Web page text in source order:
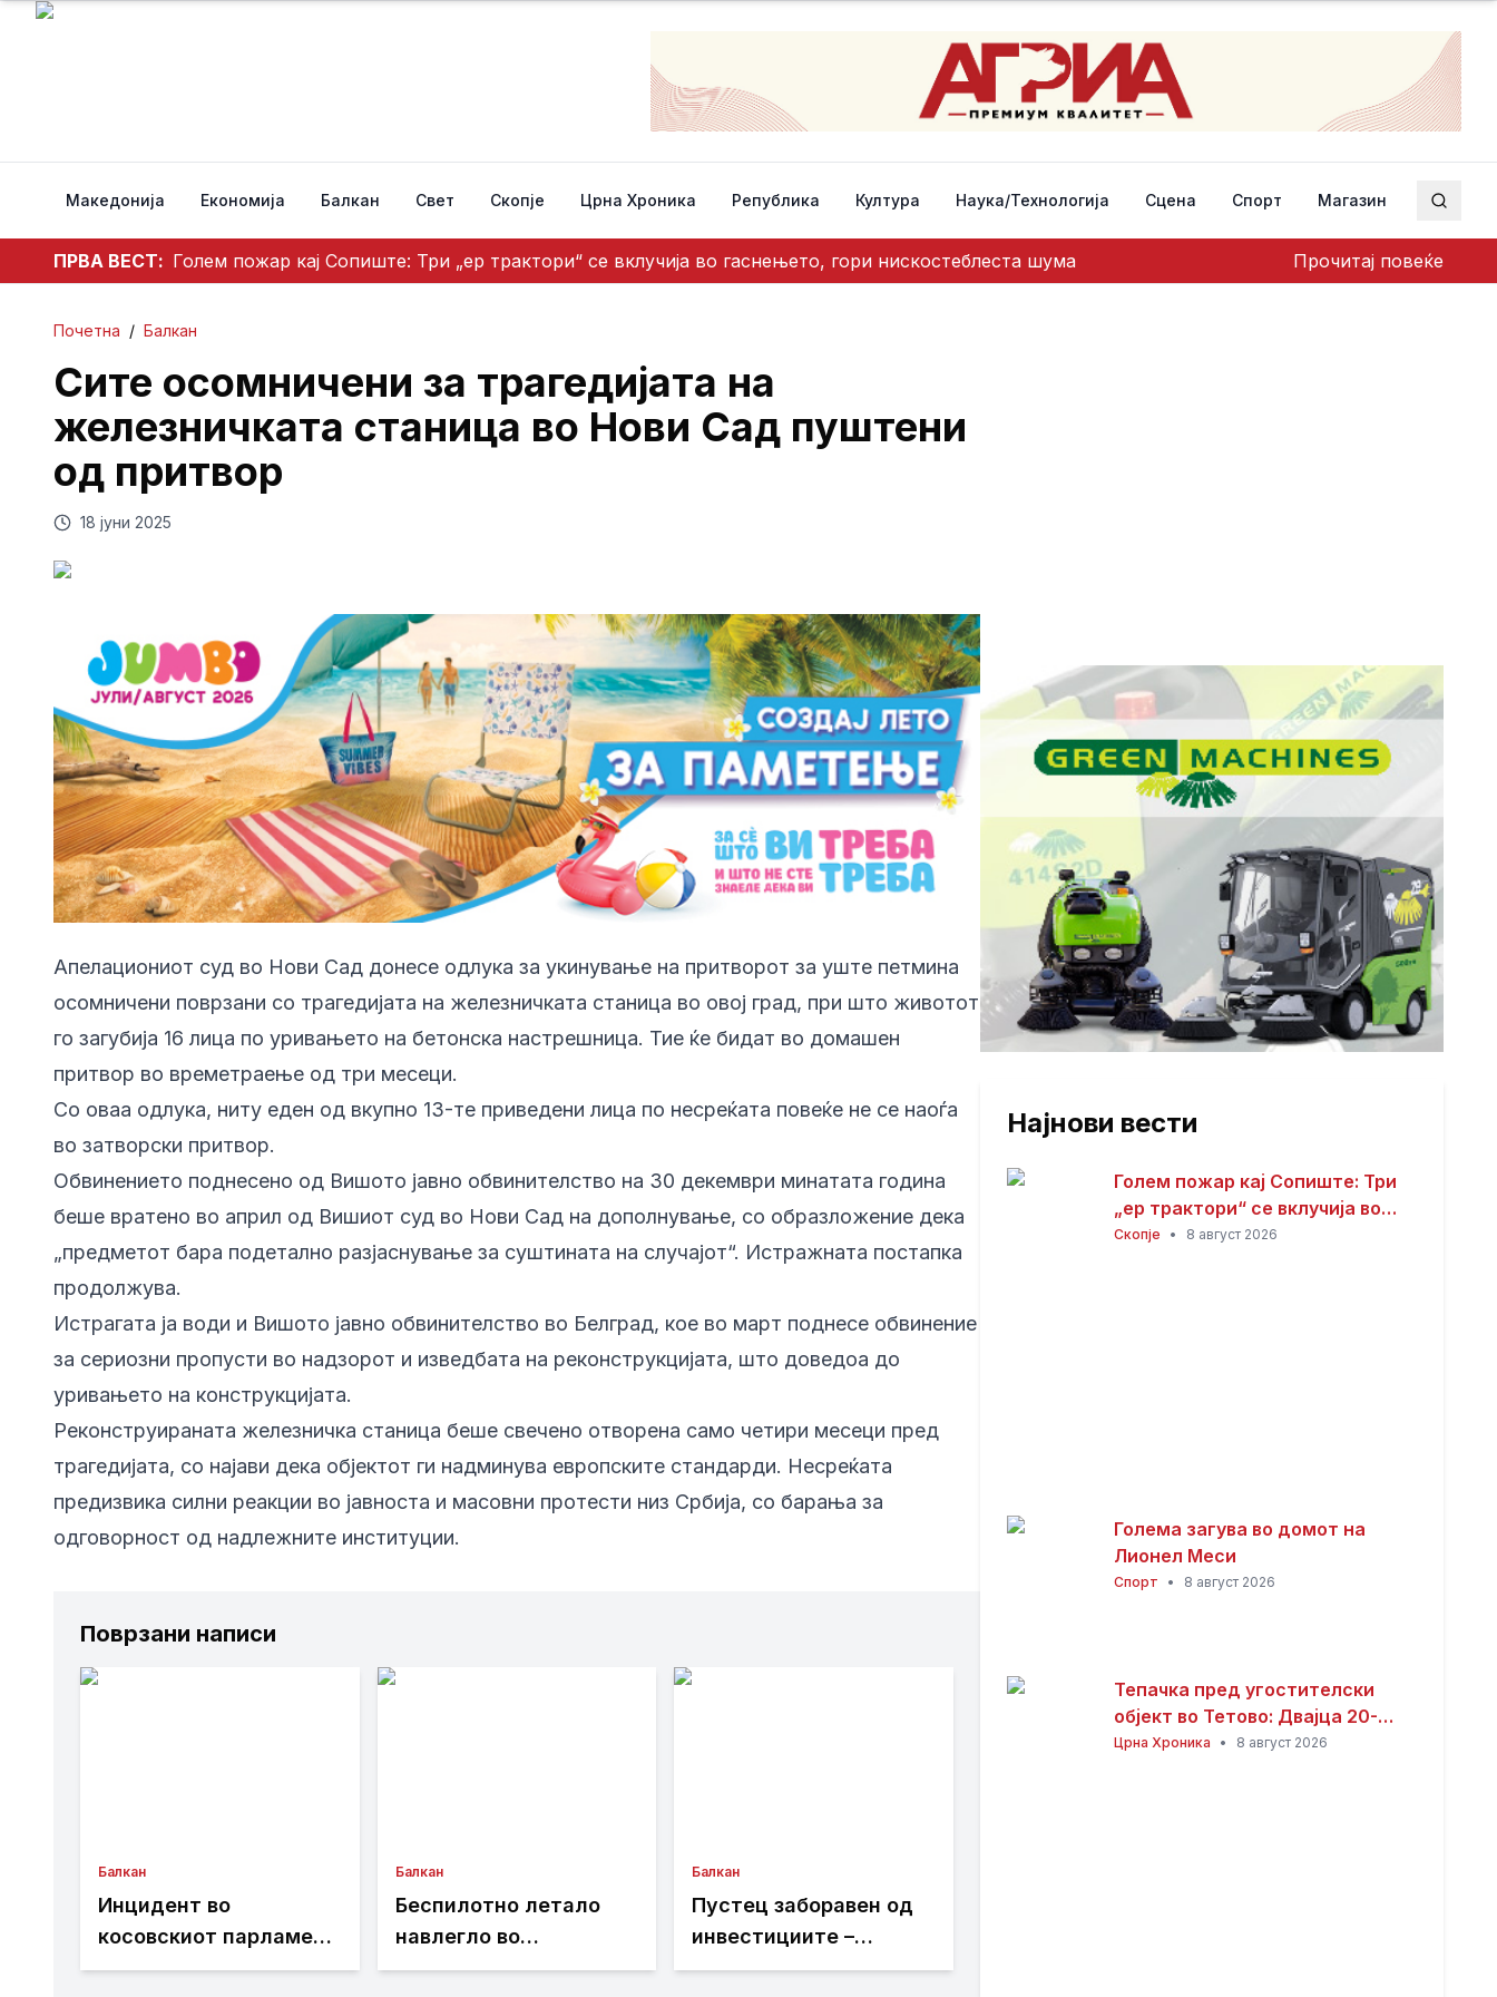
Македонија Економија Балкан Свет Скопје Црна Хроника Република Култура Наука/Технологија Сцена Спорт Магазин
ПРВА ВЕСТ: Голем пожар кај Сопиште: Три „ер трактори“ се вклучија во гаснењето, гори нискостеблеста шума Прочитај повеќе
Почетна / Балкан
Сите осомничени за трагедијата на
железничката станица во Нови Сад пуштени
од притвор
18 јуни 2025
Апелациониот суд во Нови Сад донесе одлука за укинување на притворот за уште петмина
осомничени поврзани со трагедијата на железничката станица во овој град, при што животот
го загубија 16 лица по уривањето на бетонска настрешница. Тие ќе бидат во домашен
притвор во времетраење од три месеци.
Со оваа одлука, ниту еден од вкупно 13-те приведени лица по несреќата повеќе не се наоѓа
во затворски притвор.
Обвинението поднесено од Вишото јавно обвинителство на 30 декември минатата година
беше вратено во април од Вишиот суд во Нови Сад на дополнување, со образложение дека
„предметот бара подетално разјаснување за суштината на случајот“. Истражната постапка
продолжува.
Истрагата ја води и Вишото јавно обвинителство во Белград, кое во март поднесе обвинение
за сериозни пропусти во надзорот и изведбата на реконструкцијата, што доведоа до
уривањето на конструкцијата.
Реконструираната железничка станица беше свечено отворена само четири месеци пред
трагедијата, со најави дека објектот ги надминува европските стандарди. Несреќата
предизвика силни реакции во јавноста и масовни протести низ Србија, со барања за
одговорност од надлежните институции.
Поврзани написи
Балкан
Инцидент во
косовскиот парламент
(ВИДЕО)
Балкан
Беспилотно летало
навлегло во
бугарскиот воздушен
Балкан
Пустец заборавен од
инвестициите –
Жителите бараат
Најнови вести
Голем пожар кај Сопиште: Три
„ер трактори“ се вклучија во
гаснењето, гори
Скопје • 8 август 2026
Голема загува во домот на
Лионел Меси
Спорт • 8 август 2026
Тепачка пред угостителски
објект во Тетово: Двајца 20-
годишници избодени со нож,
Црна Хроника • 8 август 2026